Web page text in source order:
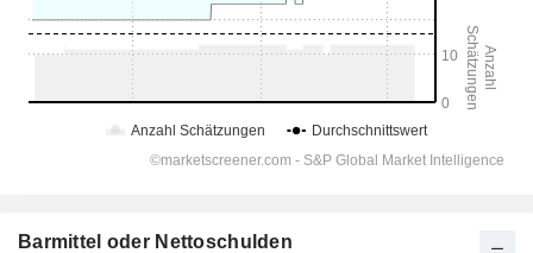
Barmittel oder Nettoschulden